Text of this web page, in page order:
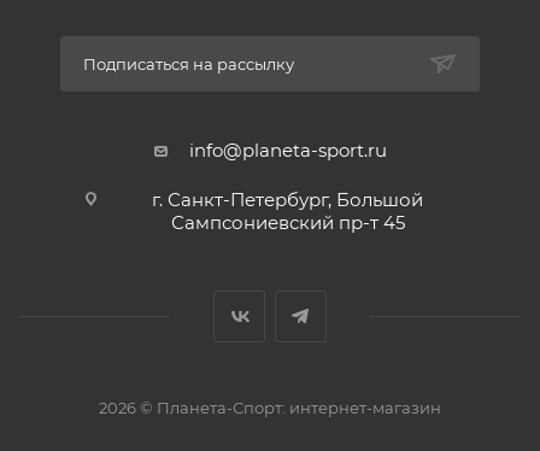
Подписаться на рассылку
info@planeta-sport.ru
г. Санкт-Петербург, Большой
Сампсониевский пр-т 45
2026 © Планета-Спорт: интернет-магазин